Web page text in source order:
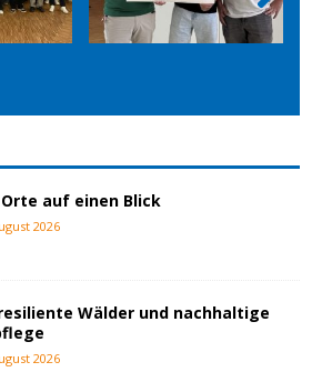
Nex
t
auf einen Blick
2026
Wälder und nachhaltige
2026